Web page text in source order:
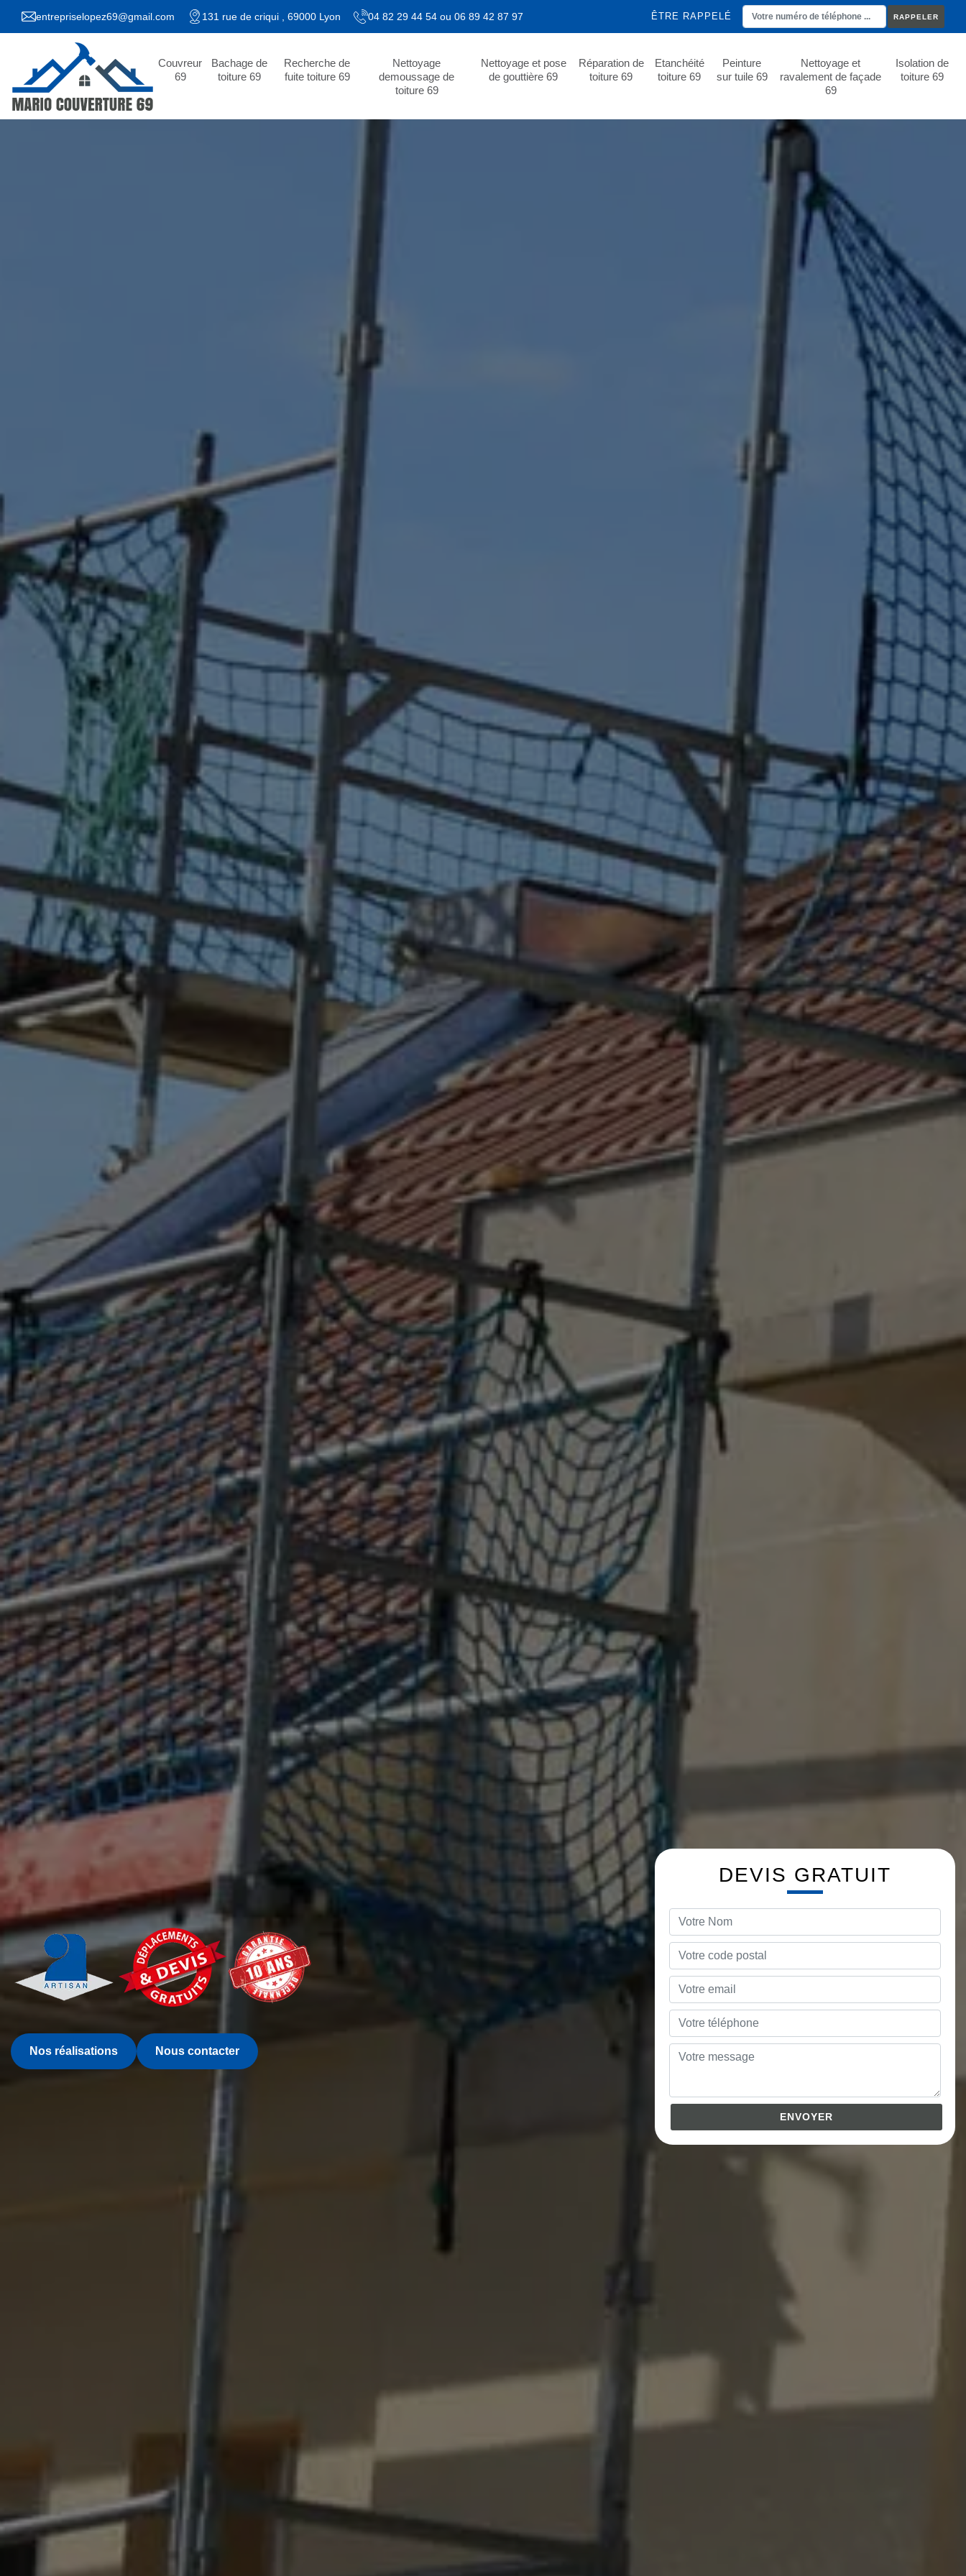
entrepriselopez69@gmail.com 131 rue de criqui , 69000 Lyon 04 82 29 44 54 ou 06 89 42 87 97 ÊTRE RAPPELÉ
Couvreur
69
Bachage de
toiture 69
Recherche de
fuite toiture 69
Nettoyage
demoussage de
toiture 69
Nettoyage et pose
de gouttière 69
Réparation de
toiture 69
Etanchéité
toiture 69
Peinture
sur tuile 69
Nettoyage et
ravalement de façade
69
Isolation de
toiture 69
Nos réalisations Nous contacter
DEVIS GRATUIT